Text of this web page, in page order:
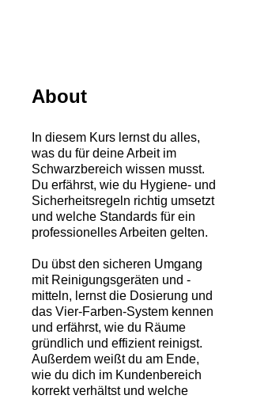
About
In diesem Kurs lernst du alles,
was du für deine Arbeit im
Schwarzbereich wissen musst.
Du erfährst, wie du Hygiene- und
Sicherheitsregeln richtig umsetzt
und welche Standards für ein
professionelles Arbeiten gelten.
Du übst den sicheren Umgang
mit Reinigungsgeräten und -
mitteln, lernst die Dosierung und
das Vier-Farben-System kennen
und erfährst, wie du Räume
gründlich und effizient reinigst.
Außerdem weißt du am Ende,
wie du dich im Kundenbereich
korrekt verhältst und welche